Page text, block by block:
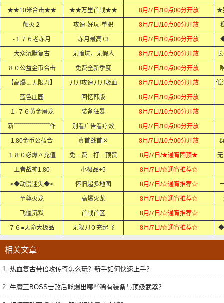
★★10米合击★★ ★★万里首战★★ 8月/7日/10点00分开放 ★
颠火２ 攻速·好玩·单职 8月/7日/10点00分开放
-１７６老赤月 赤月最高+3 8月/7日/10点00分开放
大众沉默复古 无暗坑，无假人 8月/7日/10点00分开放
８０公益金币合击 免费全新季度 8月/7日/10点00分开放
【高爆﹍无限刀】 刀刀攻速刀刀吸血 8月/7日/10点00分开放 低
蓝色庄园 回忆韩版 8月/7日/10点00分开放
１·７６黄金屠龙 装备狂暴 8月/7日/10点00分开放
新﹌﹌﹌﹌﹌﹌作 别看广告看疗效 8月/7日/10点00分开放
1.80金币公益合 真首战首区 8月/7日/10点00分开放
１８０必爆〃充值 免﹍费﹍打﹍顶赞 8月/7日/★通宵固顶★
王者战神1.80 小极品+5 8月/7日/☆通宵推荐☆
≤◆动漫迷失◆≥ 怀旧超多地图 8月/7日/☆通宵推荐☆
至尊火龙 高爆火龙 8月/7日/☆通宵推荐☆
飞僵沉默 首战首区 8月/7日/☆通宵推荐☆
７６●天命大极品 无限刀０充起飞 8月/7日/☆通宵推荐☆ ◆
相关文章
1. 热血复古带倍攻传奇怎么玩？新手如何快速上手？
2. 牛魔王BOSS击败后能爆出哪些稀有装备与顶级武器？